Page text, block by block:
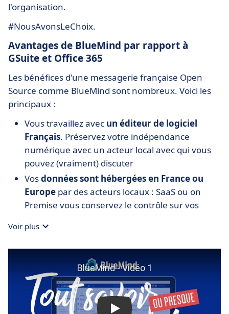
l'organisation.
#NousAvonsLeChoix.
Avantages de BlueMind par rapport à
GSuite et Office 365
Les bénéfices d'une messagerie française Open
Source comme BlueMind sont nombreux. Voici les
principaux :
Vous travaillez avec un éditeur de logiciel
Français. Préservez votre indépendance
numérique avec un acteur local avec qui vous
pouvez (vraiment) discuter
Vosdonnées sont hébergées en France ou
Europe par des acteurs locaux : SaaS ou on
Premise vous conservez le contrôle sur vos
ou Européens, vos données ne sont pas
américain (cloud act),
BlueMind estcompatible avec tous les usages
: nous sommes la seule solution nativement
compatible avec Outlook (l'outil le plus utilisé),
Voir plus